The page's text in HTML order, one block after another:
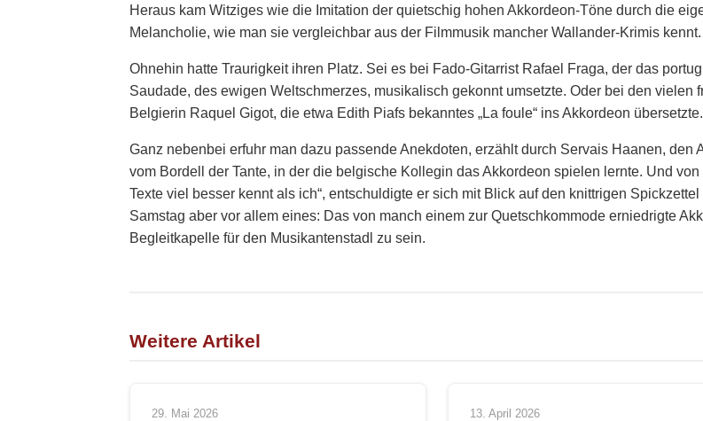
Heraus kam Witziges wie die Imitation der quietschig hohen Akkordeon-Töne durch die
Melancholie, wie man sie vergleichbar aus der Filmmusik mancher Wallander-Krimis kennt.
Ohnehin hatte Traurigkeit ihren Platz. Sei es bei Fado-Gitarrist Rafael Fraga, der das
Saudade, des ewigen Weltschmerzes, musikalisch gekonnt umsetzte. Oder bei den vielen
Belgierin Raquel Gigot, die etwa Edith Piafs bekanntes „La foule“ ins Akkordeon übersetzte.
Ganz nebenbei erfuhr man dazu passende Anekdoten, erzählt durch Servais Haanen, den
vom Bordell der Tante, in der die belgische Kollegin das Akkordeon spielen lernte. Und
Texte viel besser kennt als ich“, entschuldigte er sich mit Blick auf den knittrigen
Samstag aber vor allem eines: Das von manch einem zur Quetschkommode erniedrigte
Begleitkapelle für den Musikantenstadl zu sein.
Weitere Artikel
29. Mai 2026 13. April 2026